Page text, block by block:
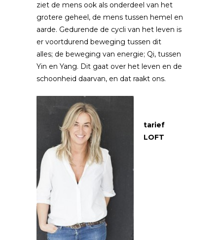
ziet de mens ook als onderdeel van het
grotere geheel, de mens tussen hemel en
aarde. Gedurende de cycli van het leven is
er voortdurend beweging tussen dit
alles; de beweging van energie; Qi, tussen
Yin en Yang. Dit gaat over het leven en de
schoonheid daarvan, en dat raakt ons.
tarief
LOFT